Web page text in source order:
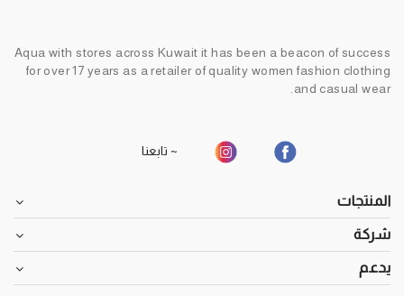
Aqua with stores across Kuwait it has been a beacon of success
for over 17 years as a retailer of quality women fashion clothing
and casual wear.
~ تابعنا
المنتجات
شركة
يدعم